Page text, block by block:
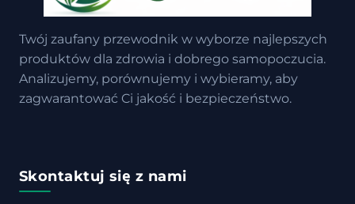
Twój zaufany przewodnik w wyborze najlepszych
produktów dla zdrowia i dobrego samopoczucia.
Analizujemy, porównujemy i wybieramy, aby
zagwarantować Ci jakość i bezpieczeństwo.
Skontaktuj się z nami